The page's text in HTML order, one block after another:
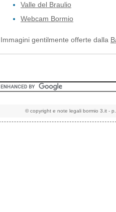
Valle del Braulio
Webcam Bormio
Immagini gentilmente offerte dalla
©copyright e note legali bormio 3.it -